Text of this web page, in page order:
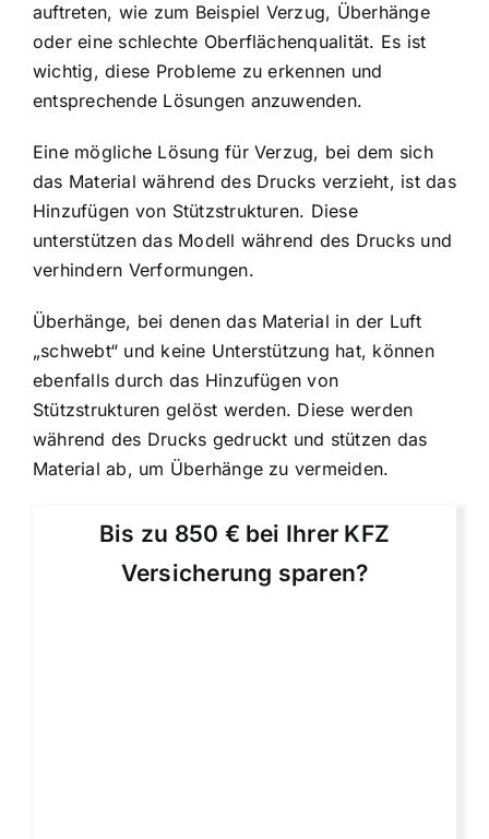
auftreten, wie zum Beispiel Verzug, Überhänge
oder eine schlechte Oberflächenqualität. Es ist
wichtig, diese Probleme zu erkennen und
entsprechende Lösungen anzuwenden.
Eine mögliche Lösung für Verzug, bei dem sich
das Material während des Drucks verzieht, ist das
Hinzufügen von Stützstrukturen. Diese
unterstützen das Modell während des Drucks und
verhindern Verformungen.
Überhänge, bei denen das Material in der Luft
„schwebt“ und keine Unterstützung hat, können
ebenfalls durch das Hinzufügen von
Stützstrukturen gelöst werden. Diese werden
während des Drucks gedruckt und stützen das
Material ab, um Überhänge zu vermeiden.
Bis zu 850 € bei Ihrer KFZ
Versicherung sparen?